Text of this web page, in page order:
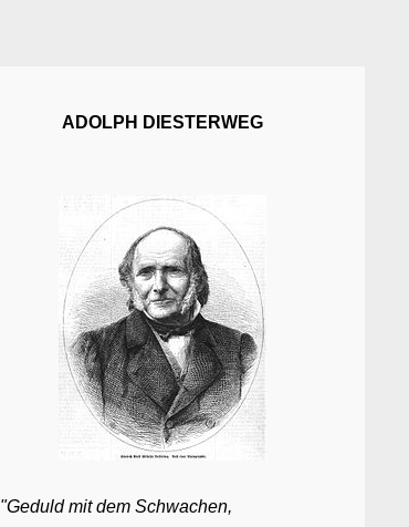
ADOLPH DIESTERWEG
"Geduld mit dem Schwachen,